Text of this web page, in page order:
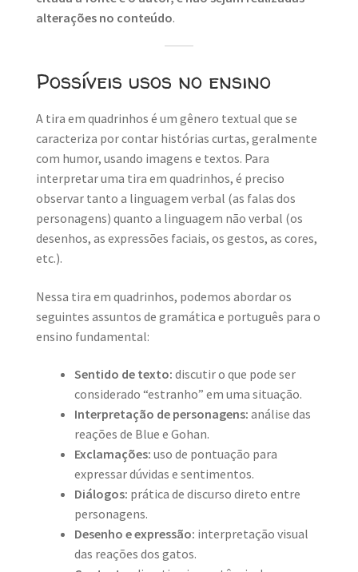
alterações no conteúdo.
Possíveis usos no ensino
A tira em quadrinhos é um gênero textual que se
caracteriza por contar histórias curtas, geralmente
com humor, usando imagens e textos. Para
interpretar uma tira em quadrinhos, é preciso
observar tanto a linguagem verbal (as falas dos
personagens) quanto a linguagem não verbal (os
desenhos, as expressões faciais, os gestos, as cores,
etc.).
Nessa tira em quadrinhos, podemos abordar os
seguintes assuntos de gramática e português para o
ensino fundamental:
Sentido de texto: discutir o que pode ser
considerado “estranho” em uma situação.
Interpretação de personagens: análise das
reações de Blue e Gohan.
Exclamações: uso de pontuação para
expressar dúvidas e sentimentos.
Diálogos: prática de discurso direto entre
personagens.
Desenho e expressão: interpretação visual
das reações dos gatos.